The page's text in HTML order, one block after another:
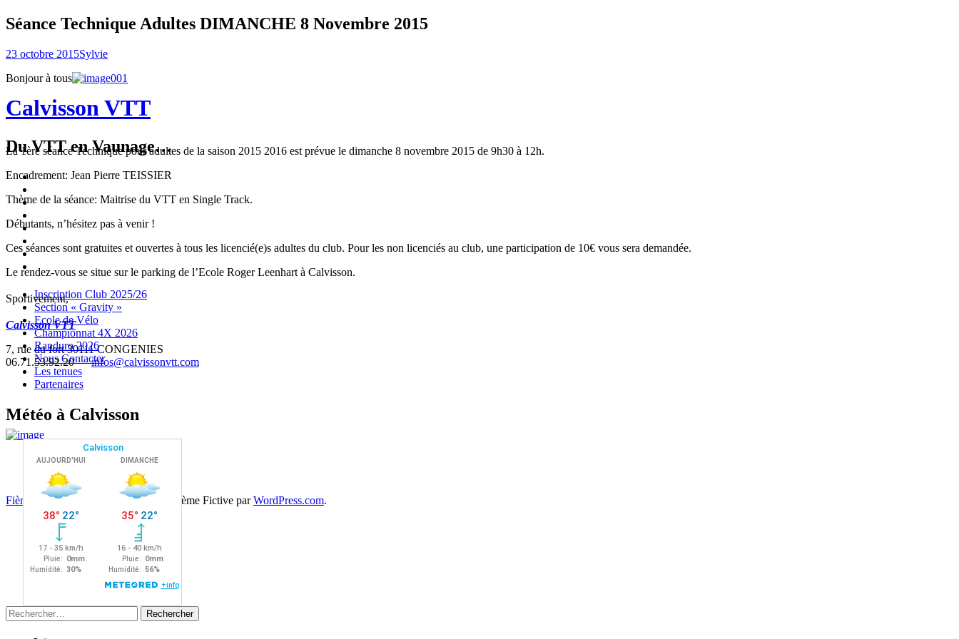
Calvisson VTT
Du VTT en Vaunage…
Inscription
2025/26
« Gravity »
Ecole
Vélo
4X
Randuro
Contacter
Les
tenues
Partenaires
Menu
Widgets
Recherche
Aller
au
contenu
Inscription Club 2025/26
Section « Gravity »
Ecole de Vélo
Championnat 4X 2026
Randuro 2026
Nous Contacter
Les tenues
Partenaires
Météo à Calvisson
Rechercher :
Séance Technique Adultes DIMANCHE 8 Novembre 2015
23 octobre 2015Sylvie
Bonjour à tous
La 1ère séance Technique pour adultes de la saison 2015 2016 est prévue le dimanche 8 novembre 2015 de 9h30 à 12h.
Encadrement: Jean Pierre TEISSIER
Thème de la séance: Maitrise du VTT en Single Track.
Débutants, n’hésitez pas à venir !
Ces séances sont gratuites et ouvertes à tous les licencié(e)s adultes du club. Pour les non licenciés au club, une participation de 10€ vous sera demandée.
Le rendez-vous se situe sur le parking de l’Ecole Roger Leenhart à Calvisson.
Sportivement,
Calvisson VTT
7, rue du fort 30111 CONGENIES
06.71.53.92.20 —infos@calvissonvtt.com
Navigation
articles
←
→
Fièrement propulsé par WordPress Thème Fictive parWordPress.com.